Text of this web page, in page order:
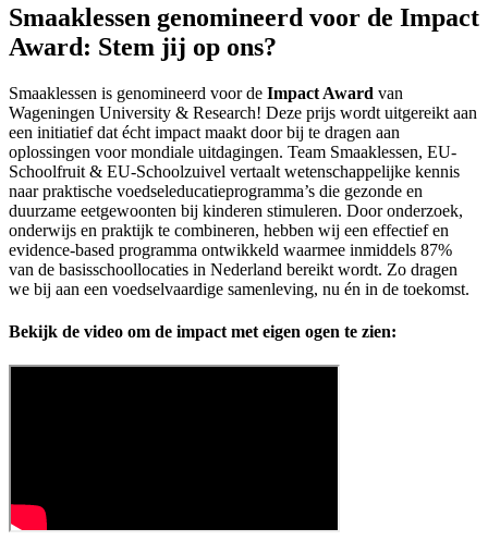
Smaaklessen genomineerd voor de Impact
Award: Stem jij op ons?
Smaaklessen is genomineerd voor de Impact Award van
Wageningen University & Research! Deze prijs wordt uitgereikt aan
een initiatief dat écht impact maakt door bij te dragen aan
oplossingen voor mondiale uitdagingen. Team Smaaklessen, EU-
Schoolfruit & EU-Schoolzuivel vertaalt wetenschappelijke kennis
naar praktische voedseleducatieprogramma’s die gezonde en
duurzame eetgewoonten bij kinderen stimuleren. Door onderzoek,
onderwijs en praktijk te combineren, hebben wij een effectief en
evidence-based programma ontwikkeld waarmee inmiddels 87%
van de basisschoollocaties in Nederland bereikt wordt. Zo dragen
we bij aan een voedselvaardige samenleving, nu én in de toekomst.
Bekijk de video om de impact met eigen ogen te zien: